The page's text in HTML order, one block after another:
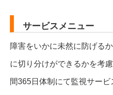
サービスメニュー
障害をいかに未然に防げる
に切り分けができるかを考
間365日体制にて監視サービ